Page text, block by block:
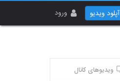
ورود آپلود ویدیو
ویدیوهای کانال